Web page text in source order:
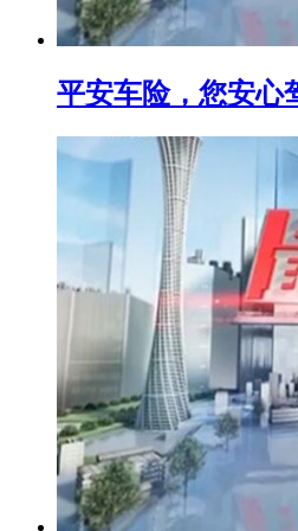
平安车险，您安心